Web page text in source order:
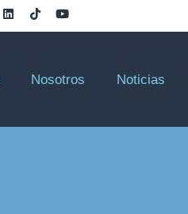
Nosotros Noticias